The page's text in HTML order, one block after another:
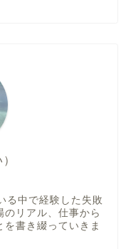
る中で経験した失敗
のリアル、仕事から
書き綴っていきま